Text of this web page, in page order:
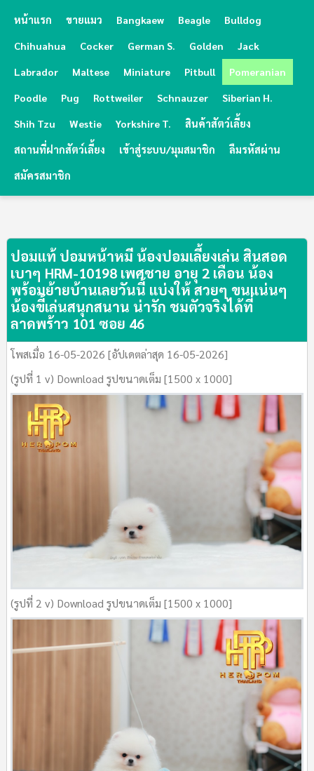
หน้าแรก ขายแมว Bangkaew Beagle Bulldog
Chihuahua Cocker German S. Golden Jack
Labrador Maltese Miniature Pitbull Pomeranian
Poodle Pug Rottweiler Schnauzer Siberian H.
Shih Tzu Westie Yorkshire T. สินค้าสัตว์เลี้ยง
สถานที่ฝากสัตว์เลี้ยง เข้าสู่ระบบ/มุมสมาชิก ลืมรหัสผ่าน
สมัครสมาชิก
ปอมแท้ ปอมหน้าหมี น้องปอมเลี้ยงเล่น สินสอด
เบาๆ HRM-10198 เพศชาย อายุ 2 เดือน น้อง
พร้อมย้ายบ้านเลยวันนี้ แบ่งให้ สวยๆ ขนแน่นๆ
น้องขี้เล่นสนุกสนาน น่ารัก ชมตัวจริงได้ที่
ลาดพร้าว 101 ซอย 46
โพสเมื่อ 16-05-2026 [อัปเดตล่าสุด 16-05-2026]
(รูปที่ 1 v) Download รูปขนาดเต็ม [1500 x 1000]
(รูปที่ 2 v) Download รูปขนาดเต็ม [1500 x 1000]